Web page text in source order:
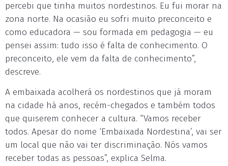
percebi que tinha muitos nordestinos. Eu fui morar na
zona norte. Na ocasião eu sofri muito preconceito e
como educadora — sou formada em pedagogia — eu
pensei assim: tudo isso é falta de conhecimento. O
preconceito, ele vem da falta de conhecimento”,
descreve.
A embaixada acolherá os nordestinos que já moram
na cidade há anos, recém-chegados e também todos
que quiserem conhecer a cultura. “Vamos receber
todos. Apesar do nome ‘Embaixada Nordestina’, vai ser
um local que não vai ter discriminação. Nós vamos
receber todas as pessoas”, explica Selma.